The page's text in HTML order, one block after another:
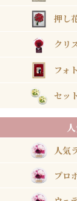
押し
クリ
フォ
セッ
人気
プロ